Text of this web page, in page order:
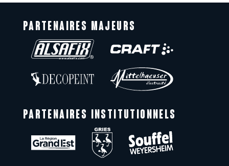
PARTENAIRES MAJEURS
PARTENAIRES INSTITUTIONNELS